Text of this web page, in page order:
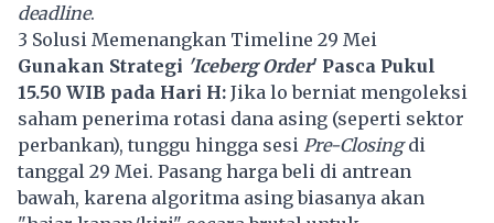
deadline.
3 Solusi Memenangkan Timeline 29 Mei
Gunakan Strategi 'Iceberg Order' Pasca Pukul
15.50 WIB pada Hari H: Jika lo berniat mengoleksi
saham penerima rotasi dana asing (seperti sektor
perbankan), tunggu hingga sesi Pre-Closingdi
tanggal 29 Mei. Pasang harga beli di antrean
bawah, karena algoritma asing biasanya akan